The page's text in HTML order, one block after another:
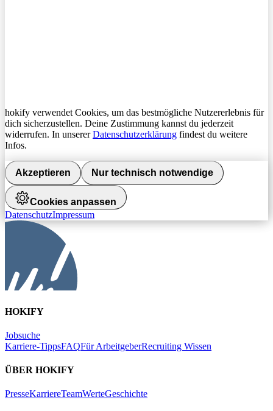
hokify verwendet Cookies, um das bestmögliche Nutzererlebnis für
dich sicherzustellen. Deine Zustimmung kannst du jederzeit
widerrufen. In unsererDatenschutzerklärung findest du weitere
Infos.
Akzeptieren Nur technisch notwendige
Cookies anpassen
DatenschutzImpressum
HOKIFY
Jobsuche
Karriere-TippsFAQFür ArbeitgeberRecruiting Wissen
ÜBER HOKIFY
PresseKarriereTeamWerteGeschichte